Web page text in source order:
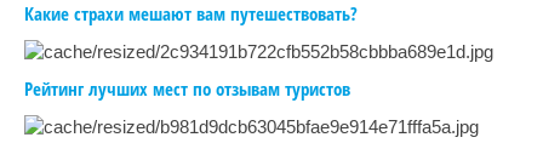
Какие страхи мешают вам путешествовать?
Рейтинг лучших мест по отзывам туристов